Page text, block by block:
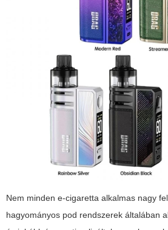
Nem minden e-cigaretta alkalmas nagy
hagyományos pod rendszerek általában